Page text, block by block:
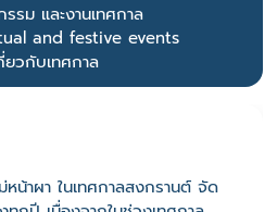
ม และงานเทศกาล
and festive events
ยวกับเทศกาล
หน้าผา ในเทศกาลสงกรานต์ จัด